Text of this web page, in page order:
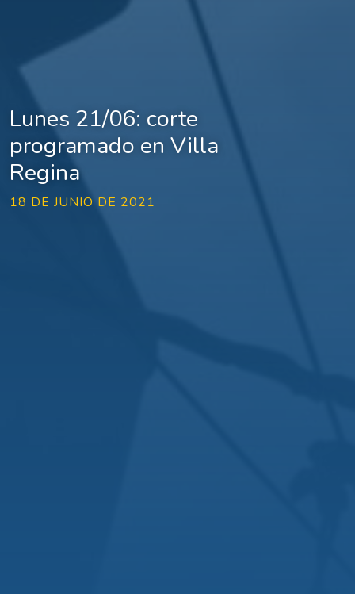
Lunes 21/06: corte
programado en Villa
Regina
18 DE JUNIO DE 2021